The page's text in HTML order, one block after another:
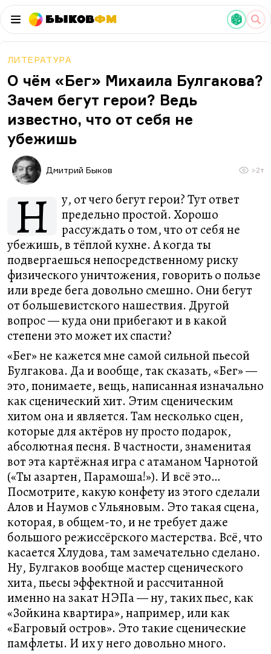
БыковФМ
ЛИТЕРАТУРА
О чём «Бег» Михаила Булгакова?
Зачем бегут герои? Ведь
известно, что от себя не
убежишь
Дмитрий Быков >2т
Н
у, от чего бегут герои? Тут ответ
предельно простой. Хорошо
рассуждать о том, что от себя не
убежишь, в тёплой кухне. А когда ты
подвергаешься непосредственному риску
физического уничтожения, говорить о пользе
или вреде бега довольно смешно. Они бегут
от большевистского нашествия. Другой
вопрос — куда они прибегают и в какой
степени это может их спасти?
«Бег» не кажется мне самой сильной пьесой
Булгакова. Да и вообще, так сказать, «Бег» —
это, понимаете, вещь, написанная изначально
как сценический хит. Этим сценическим
хитом она и является. Там несколько сцен,
которые для актёров ну просто подарок,
абсолютная песня. В частности, знаменитая
вот эта картёжная игра с атаманом Чарнотой
(«Ты азартен, Парамоша!»). И всё это…
Посмотрите, какую конфету из этого сделали
Алов и Наумов с Ульяновым. Это такая сцена,
которая, в общем-то, и не требует даже
большого режиссёрского мастерства. Всё, что
касается Хлудова, там замечательно сделано.
Ну, Булгаков вообще мастер сценического
хита, пьесы эффектной и рассчитанной
именно на закат НЭПа — ну, таких пьес, как
«Зойкина квартира», например, или как
«Багровый остров». Это такие сценические
памфлеты. И их у него довольно много.